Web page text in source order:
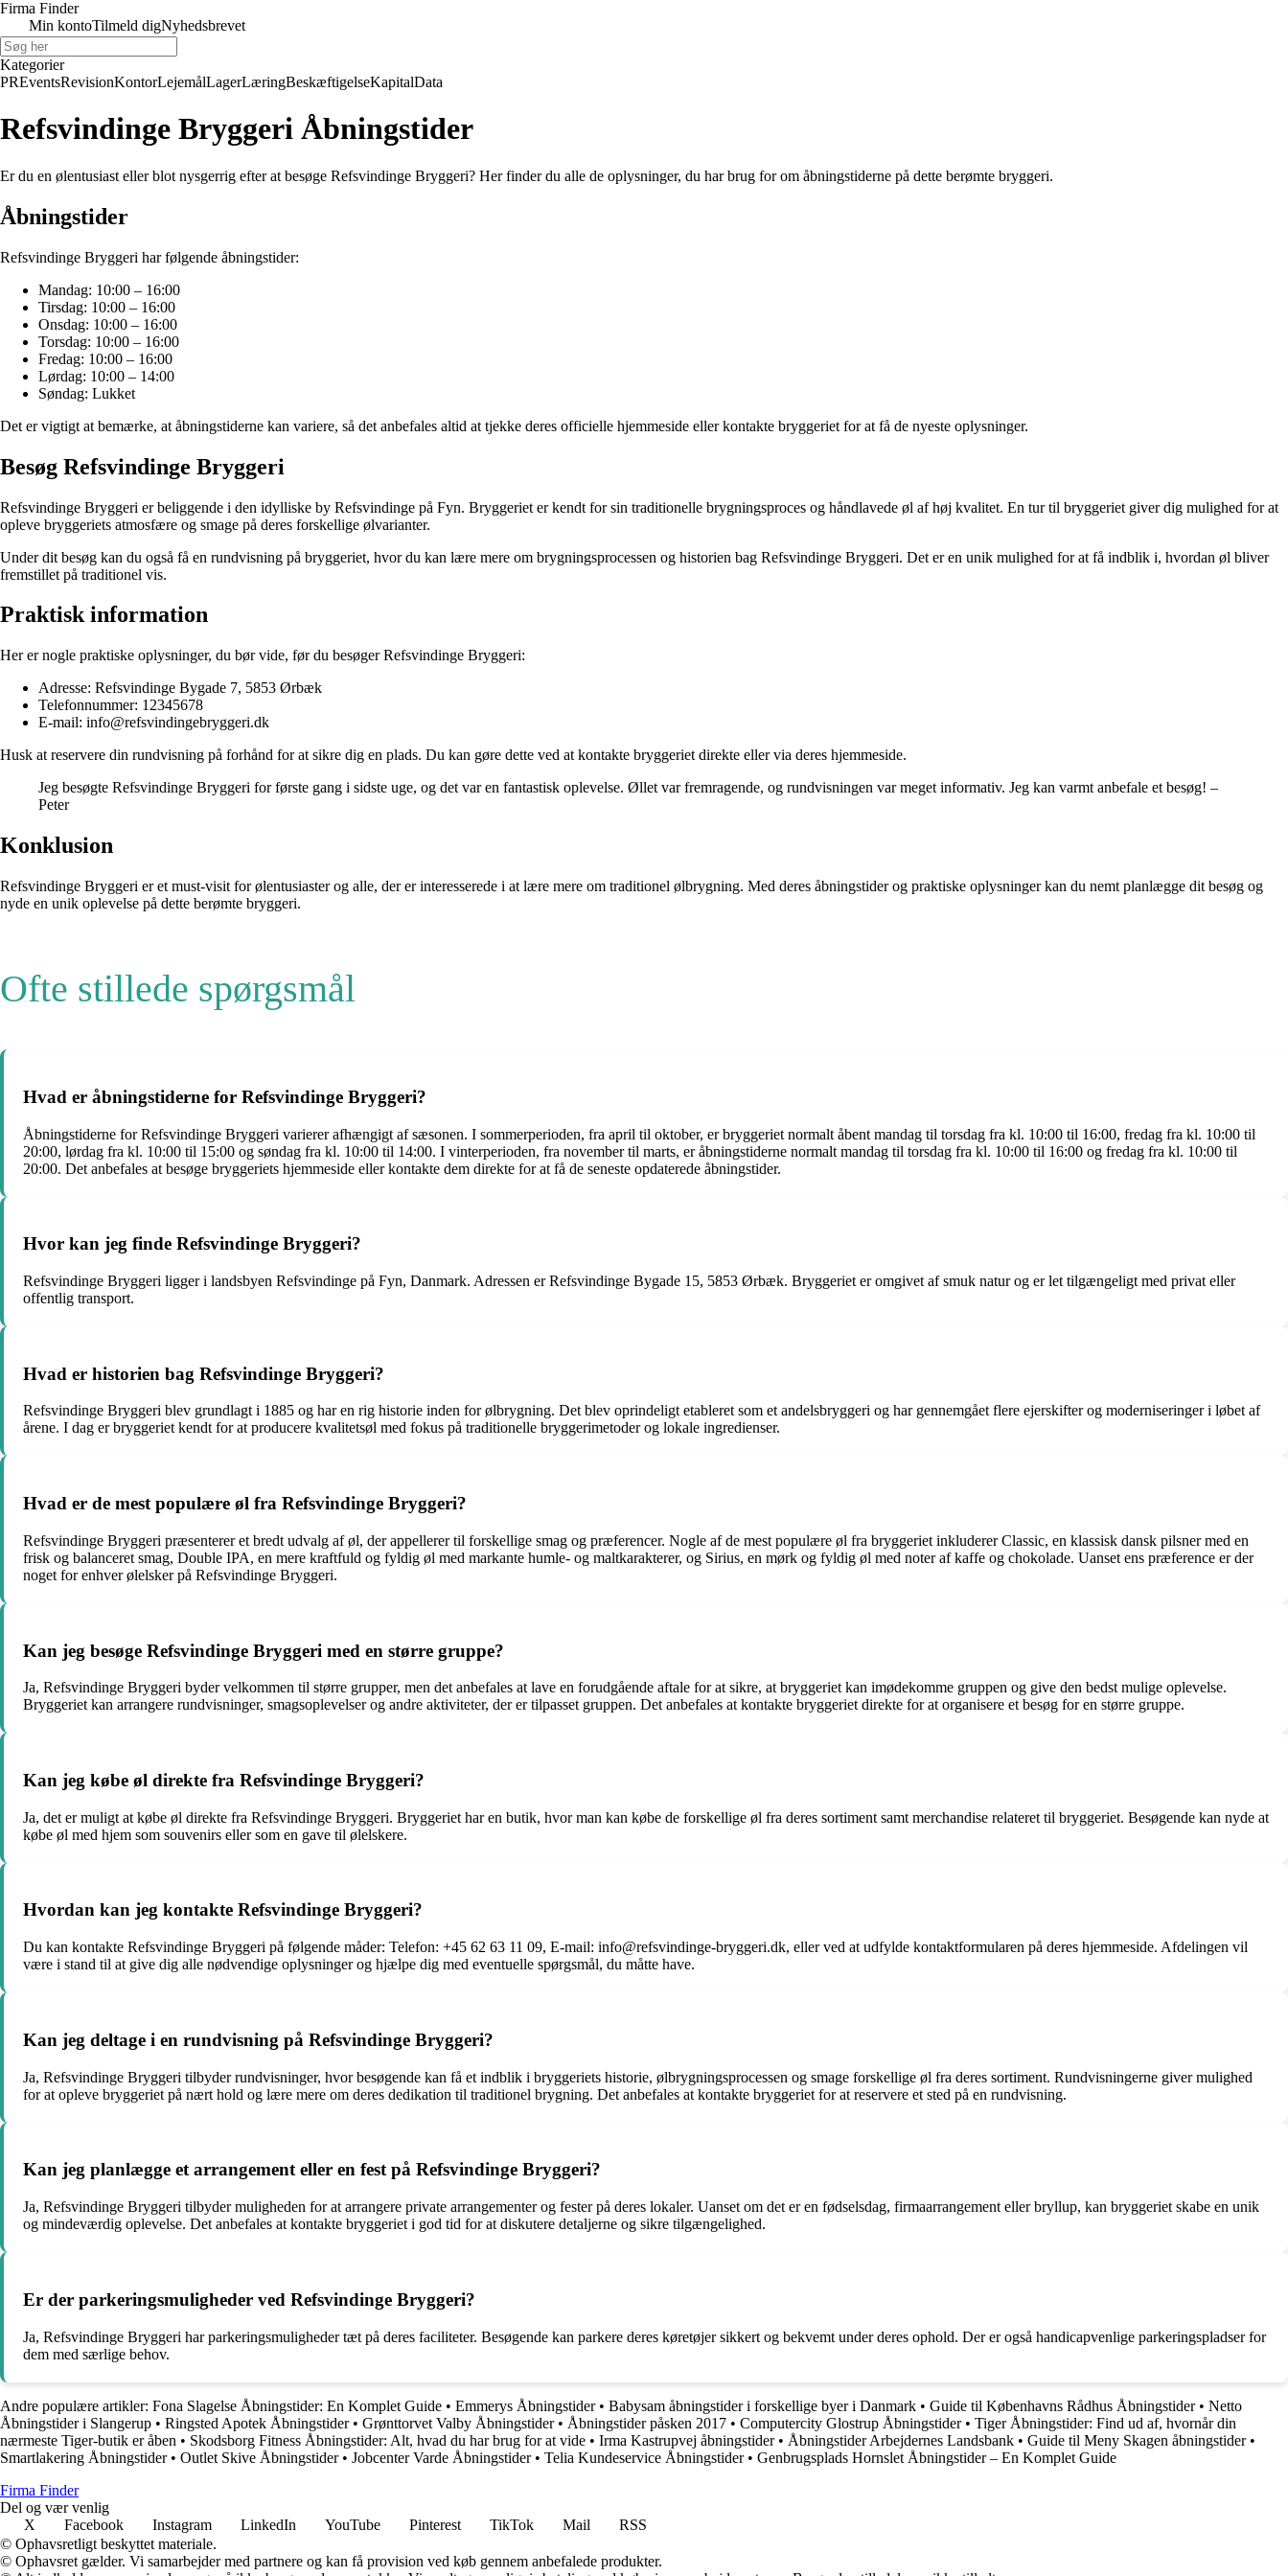
Firma Finder
Min kontoTilmeld digNyhedsbrevet
Kategorier
PREventsRevisionKontorLejemålLagerLæringBeskæftigelseKapitalData
Refsvindinge Bryggeri Åbningstider
Er du en ølentusiast eller blot nysgerrig efter at besøge Refsvindinge Bryggeri? Her finder du alle de oplysninger, du har brug for om åbningstiderne på dette berømte bryggeri.
Åbningstider
Refsvindinge Bryggeri har følgende åbningstider:
Mandag: 10:00 – 16:00
Tirsdag: 10:00 – 16:00
Onsdag: 10:00 – 16:00
Torsdag: 10:00 – 16:00
Fredag: 10:00 – 16:00
Lørdag: 10:00 – 14:00
Søndag: Lukket
Det er vigtigt at bemærke, at åbningstiderne kan variere, så det anbefales altid at tjekke deres officielle hjemmeside eller kontakte bryggeriet for at få de nyeste oplysninger.
Besøg Refsvindinge Bryggeri
Refsvindinge Bryggeri er beliggende i den idylliske by Refsvindinge på Fyn. Bryggeriet er kendt for sin traditionelle brygningsproces og håndlavede øl af høj kvalitet. En tur til bryggeriet giver dig mulighed for at
opleve bryggeriets atmosfære og smage på deres forskellige ølvarianter.
Under dit besøg kan du også få en rundvisning på bryggeriet, hvor du kan lære mere om brygningsprocessen og historien bag Refsvindinge Bryggeri. Det er en unik mulighed for at få indblik i, hvordan øl bliver
fremstillet på traditionel vis.
Praktisk information
Her er nogle praktiske oplysninger, du bør vide, før du besøger Refsvindinge Bryggeri:
Adresse: Refsvindinge Bygade 7, 5853 Ørbæk
Telefonnummer: 12345678
E-mail: info@refsvindingebryggeri.dk
Husk at reservere din rundvisning på forhånd for at sikre dig en plads. Du kan gøre dette ved at kontakte bryggeriet direkte eller via deres hjemmeside.
Jeg besøgte Refsvindinge Bryggeri for første gang i sidste uge, og det var en fantastisk oplevelse. Øllet var fremragende, og rundvisningen var meget informativ. Jeg kan varmt anbefale et besøg! –
Peter
Konklusion
Refsvindinge Bryggeri er et must-visit for ølentusiaster og alle, der er interesserede i at lære mere om traditionel ølbrygning. Med deres åbningstider og praktiske oplysninger kan du nemt planlægge dit besøg og
nyde en unik oplevelse på dette berømte bryggeri.
Ofte stillede spørgsmål
Hvad er åbningstiderne for Refsvindinge Bryggeri?
Åbningstiderne for Refsvindinge Bryggeri varierer afhængigt af sæsonen. I sommerperioden, fra april til oktober, er bryggeriet normalt åbent mandag til torsdag fra kl. 10:00 til 16:00, fredag fra kl. 10:00 til
20:00, lørdag fra kl. 10:00 til 15:00 og søndag fra kl. 10:00 til 14:00. I vinterperioden, fra november til marts, er åbningstiderne normalt mandag til torsdag fra kl. 10:00 til 16:00 og fredag fra kl. 10:00 til
20:00. Det anbefales at besøge bryggeriets hjemmeside eller kontakte dem direkte for at få de seneste opdaterede åbningstider.
Hvor kan jeg finde Refsvindinge Bryggeri?
Refsvindinge Bryggeri ligger i landsbyen Refsvindinge på Fyn, Danmark. Adressen er Refsvindinge Bygade 15, 5853 Ørbæk. Bryggeriet er omgivet af smuk natur og er let tilgængeligt med privat eller
offentlig transport.
Hvad er historien bag Refsvindinge Bryggeri?
Refsvindinge Bryggeri blev grundlagt i 1885 og har en rig historie inden for ølbrygning. Det blev oprindeligt etableret som et andelsbryggeri og har gennemgået flere ejerskifter og moderniseringer i løbet af
årene. I dag er bryggeriet kendt for at producere kvalitetsøl med fokus på traditionelle bryggerimetoder og lokale ingredienser.
Hvad er de mest populære øl fra Refsvindinge Bryggeri?
Refsvindinge Bryggeri præsenterer et bredt udvalg af øl, der appellerer til forskellige smag og præferencer. Nogle af de mest populære øl fra bryggeriet inkluderer Classic, en klassisk dansk pilsner med en
frisk og balanceret smag, Double IPA, en mere kraftfuld og fyldig øl med markante humle- og maltkarakterer, og Sirius, en mørk og fyldig øl med noter af kaffe og chokolade. Uanset ens præference er der
noget for enhver ølelsker på Refsvindinge Bryggeri.
Kan jeg besøge Refsvindinge Bryggeri med en større gruppe?
Ja, Refsvindinge Bryggeri byder velkommen til større grupper, men det anbefales at lave en forudgående aftale for at sikre, at bryggeriet kan imødekomme gruppen og give den bedst mulige oplevelse.
Bryggeriet kan arrangere rundvisninger, smagsoplevelser og andre aktiviteter, der er tilpasset gruppen. Det anbefales at kontakte bryggeriet direkte for at organisere et besøg for en større gruppe.
Kan jeg købe øl direkte fra Refsvindinge Bryggeri?
Ja, det er muligt at købe øl direkte fra Refsvindinge Bryggeri. Bryggeriet har en butik, hvor man kan købe de forskellige øl fra deres sortiment samt merchandise relateret til bryggeriet. Besøgende kan nyde at
købe øl med hjem som souvenirs eller som en gave til ølelskere.
Hvordan kan jeg kontakte Refsvindinge Bryggeri?
Du kan kontakte Refsvindinge Bryggeri på følgende måder: Telefon: +45 62 63 11 09, E-mail: info@refsvindinge-bryggeri.dk, eller ved at udfylde kontaktformularen på deres hjemmeside. Afdelingen vil
være i stand til at give dig alle nødvendige oplysninger og hjælpe dig med eventuelle spørgsmål, du måtte have.
Kan jeg deltage i en rundvisning på Refsvindinge Bryggeri?
Ja, Refsvindinge Bryggeri tilbyder rundvisninger, hvor besøgende kan få et indblik i bryggeriets historie, ølbrygningsprocessen og smage forskellige øl fra deres sortiment. Rundvisningerne giver mulighed
for at opleve bryggeriet på nært hold og lære mere om deres dedikation til traditionel brygning. Det anbefales at kontakte bryggeriet for at reservere et sted på en rundvisning.
Kan jeg planlægge et arrangement eller en fest på Refsvindinge Bryggeri?
Ja, Refsvindinge Bryggeri tilbyder muligheden for at arrangere private arrangementer og fester på deres lokaler. Uanset om det er en fødselsdag, firmaarrangement eller bryllup, kan bryggeriet skabe en unik
og mindeværdig oplevelse. Det anbefales at kontakte bryggeriet i god tid for at diskutere detaljerne og sikre tilgængelighed.
Er der parkeringsmuligheder ved Refsvindinge Bryggeri?
Ja, Refsvindinge Bryggeri har parkeringsmuligheder tæt på deres faciliteter. Besøgende kan parkere deres køretøjer sikkert og bekvemt under deres ophold. Der er også handicapvenlige parkeringspladser for
dem med særlige behov.
Andre populære artikler: Fona Slagelse Åbningstider: En Komplet Guide • Emmerys Åbningstider• Babysam åbningstider i forskellige byer i Danmark • Guide til Københavns Rådhus Åbningstider• Netto
Åbningstider i Slangerup • Ringsted Apotek Åbningstider• Grønttorvet Valby Åbningstider• Åbningstider påsken 2017 • Computercity Glostrup Åbningstider• Tiger Åbningstider: Find ud af, hvornår din
nærmeste Tiger-butik er åben • Skodsborg Fitness Åbningstider: Alt, hvad du har brug for at vide • Irma Kastrupvej åbningstider• Åbningstider Arbejdernes Landsbank • Guide til Meny Skagen åbningstider•
Smartlakering Åbningstider• Outlet Skive Åbningstider• Jobcenter Varde Åbningstider• Telia Kundeservice Åbningstider• Genbrugsplads Hornslet Åbningstider – En Komplet Guide
Firma Finder
Del og vær venlig
X
Facebook Instagram LinkedIn YouTube Pinterest TikTok Mail
RSS
© Ophavsretligt beskyttet materiale.
© Ophavsret gælder. Vi samarbejder med partnere og kan få provision ved køb gennem anbefalede produkter.